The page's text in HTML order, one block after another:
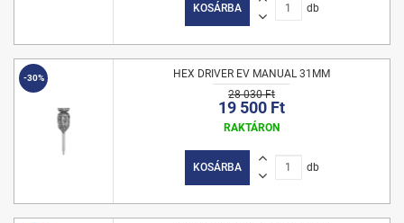
KOSÁRBA db
-30%
HEX DRIVER EV MANUAL 31MM
28 030 Ft
19 500 Ft
RAKTÁRON
KOSÁRBA db